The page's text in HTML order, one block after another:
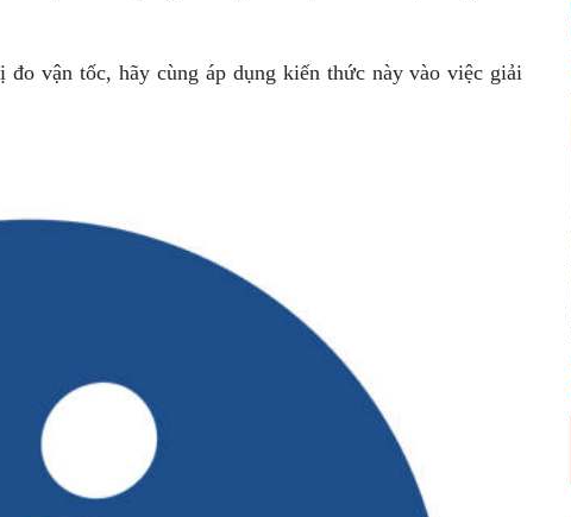
vận tốc, hãy cùng áp dụng kiến thức này vào việc giải